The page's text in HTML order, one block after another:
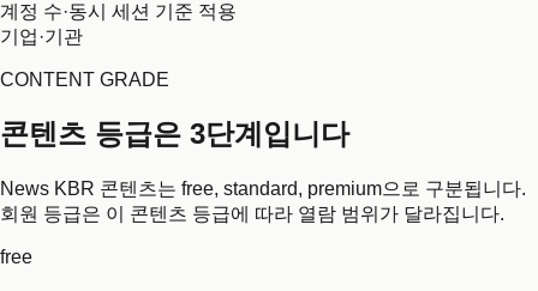
계정 수·동시 세션 기준 적용
기업·기관
CONTENT GRADE
콘텐츠 등급은 3단계입니다
News KBR 콘텐츠는 free, standard, premium으로 구분됩니다.
회원 등급은 이 콘텐츠 등급에 따라 열람 범위가 달라집니다.
free